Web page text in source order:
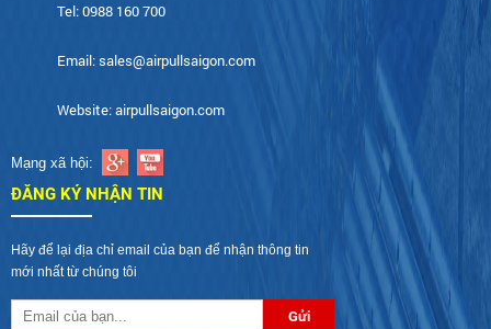
Tel: 0988 160 700
Email: sales@airpullsaigon.com
Website: airpullsaigon.com
Mạng xã hội:
ĐĂNG KÝ NHẬN TIN
Hãy để lại địa chỉ email của bạn để nhận thông tin
mới nhất từ chúng tôi